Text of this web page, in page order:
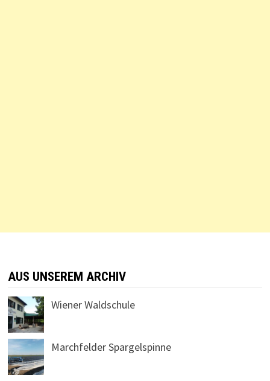
AUS UNSEREM ARCHIV
Wiener Waldschule
Marchfelder Spargelspinne